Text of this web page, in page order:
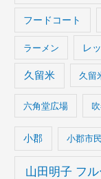
フードコート
ラーメン レ
久留米 久留
六角堂広場
小郡 小郡市
山田明子 フル